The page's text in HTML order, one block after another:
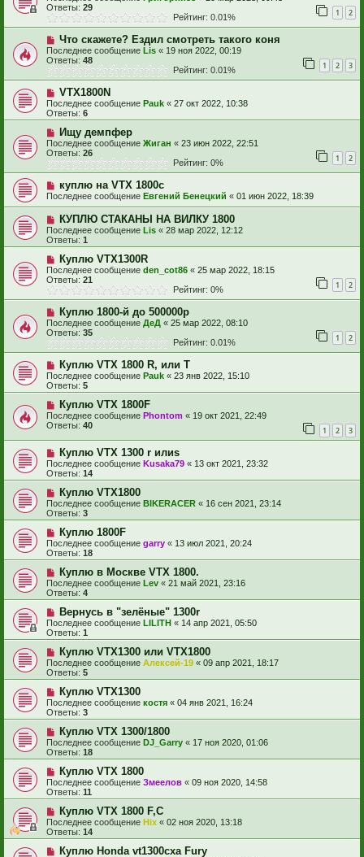
Ответы: 29 1 2
Рейтинг: 0.01%
Что скажете? Ездил смотреть такого коня
Последнее сообщение Lis « 19 ноя 2022, 00:19
Ответы: 48 1 2 3
Рейтинг: 0.01%
VTX1800N
Последнее сообщение Pauk « 27 окт 2022, 10:38
Ответы: 6
Ищу демпфер
Последнее сообщение Жиган « 23 июн 2022, 22:51
Ответы: 26 1 2
Рейтинг: 0%
куплю на VTX 1800c
Последнее сообщение Евгений Бенецкий « 01 июн 2022, 18:39
КУПЛЮ СТАКАНЫ НА ВИЛКУ 1800
Последнее сообщение Lis « 28 мар 2022, 12:12
Ответы: 1
Куплю VTX1300R
Последнее сообщение den_cot86 « 25 мар 2022, 18:15
Ответы: 21 1 2
Рейтинг: 0%
Куплю 1800-й до 500000р
Последнее сообщение ДеД « 25 мар 2022, 08:10
Ответы: 35 1 2
Рейтинг: 0.01%
Куплю VTX 1800 R, или T
Последнее сообщение Pauk « 23 янв 2022, 15:10
Ответы: 5
Куплю VTX 1800F
Последнее сообщение Phontom « 19 окт 2021, 22:49
Ответы: 40 1 2 3
Куплю VTX 1300 r илиs
Последнее сообщение Kusaka79 « 13 окт 2021, 23:32
Ответы: 14
Куплю VTX1800
Последнее сообщение BIKERACER « 16 сен 2021, 23:14
Ответы: 3
Куплю 1800F
Последнее сообщение garry « 13 июл 2021, 20:24
Ответы: 18
Куплю в Москве VTX 1800.
Последнее сообщение Lev « 21 май 2021, 23:16
Ответы: 4
Вернусь в "зелёные" 1300r
Последнее сообщение LILITH « 14 апр 2021, 05:50
Ответы: 1
Куплю VTX1300 или VTX1800
Последнее сообщение Алексей-19 « 09 апр 2021, 18:17
Ответы: 5
Куплю VTX1300
Последнее сообщение костя « 04 янв 2021, 16:24
Ответы: 3
Куплю VTX 1300/1800
Последнее сообщение DJ_Garry « 17 ноя 2020, 01:06
Ответы: 18
Куплю VTX 1800
Последнее сообщение Змеелов « 09 ноя 2020, 14:58
Ответы: 11
Куплю VTX 1800 F,С
Последнее сообщение Hix « 02 ноя 2020, 13:18
Ответы: 14
Куплю Honda vt1300cxa Fury